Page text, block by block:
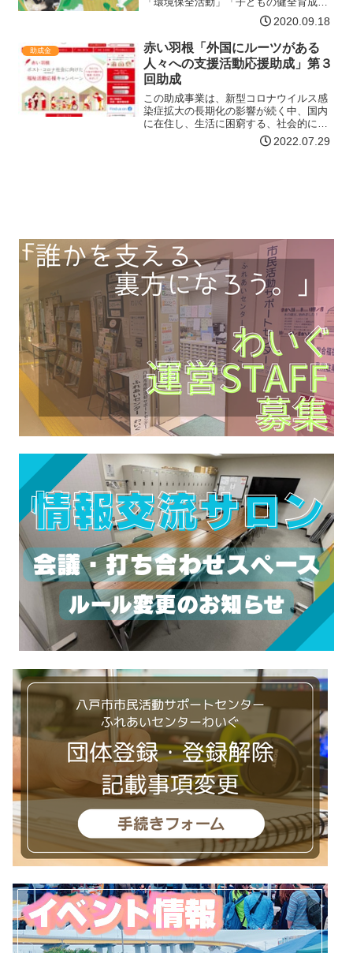
動」を重点分野と位置付け、積極的に地
域社会へ貢献する活動を展開していま
す。その一環として、「人と人がささえ
あい、安心して暮らせる…【詳細はコチ
ラ】
2020.09.18
助成金
赤い羽根「外国にルーツがある
人々への支援活動応援助成」第３
回助成
この助成事業は、新型コロナウイルス感
染症拡大の長期化の影響が続く中、国内
に在住し、生活に困窮する、社会的に孤
立する、必要な情報や医療につながりに
くい等、さまざまな困難の状況にある外
2022.07.29